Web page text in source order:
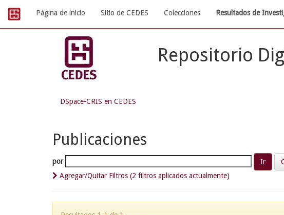
navigation
Página de inicio Sitio de CEDES Colecciones Resultados de
Repositorio
DSpace-CRIS en CEDES
Publicaciones
por
Agregar/Quitar Filtros (2 filtros aplicados actualmente)